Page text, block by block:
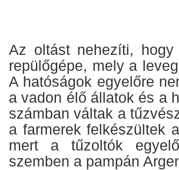
Az oltást nehezíti,
repülőgépe, mely a
A hatóságok egyelőre
a vadon élő állatok és a
számban váltak a
a farmerek felkészültek
mert a tűzoltók
szemben a pampán